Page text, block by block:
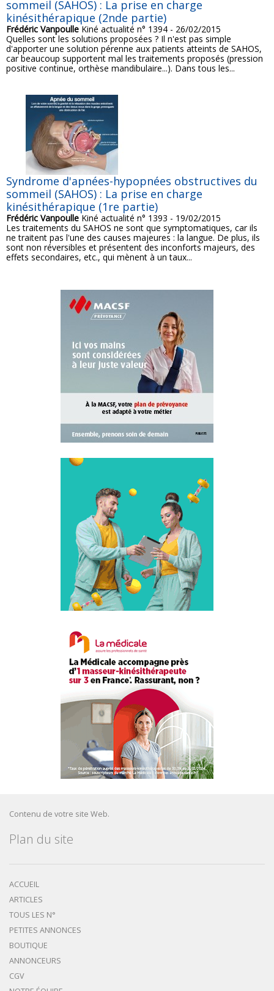
sommeil (SAHOS) : La prise en charge
kinésithérapique (2nde partie)
Frédéric Vanpoulle Kiné actualité n° 1394 - 26/02/2015
Quelles sont les solutions proposées ? Il n'est pas simple
d'apporter une solution pérenne aux patients atteints de SAHOS,
car beaucoup supportent mal les traitements proposés (pression
positive continue, orthèse mandibulaire...). Dans tous les...
Syndrome d'apnées-hypopnées obstructives du
sommeil (SAHOS) : La prise en charge
kinésithérapique (1re partie)
Frédéric Vanpoulle Kiné actualité n° 1393 - 19/02/2015
Les traitements du SAHOS ne sont que symptomatiques, car ils
ne traitent pas l'une des causes majeures : la langue. De plus, ils
sont non réversibles et présentent des inconforts majeurs, des
effets secondaires, etc., qui mènent à un taux...
Contenu de votre site Web.
Plan du site
ACCUEIL
ARTICLES
TOUS LES N°
PETITES ANNONCES
BOUTIQUE
ANNONCEURS
CGV